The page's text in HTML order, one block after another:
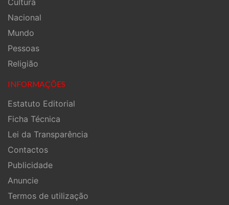
Cultura
Nacional
Mundo
Pessoas
Religião
INFORMAÇÕES
Estatuto Editorial
Ficha Técnica
Lei da Transparência
Contactos
Publicidade
Anuncie
Termos de utilização